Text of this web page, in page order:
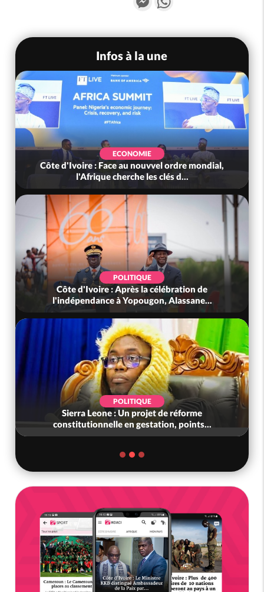
Infos à la une
ECONOMIE
Côte d'Ivoire : Face au nouvvel ordre mondial,
l'Afrique cherche les clés d...
POLITIQUE
Côte d'Ivoire : Après la célébration de
l'indépendance à Yopougon, Alassane...
POLITIQUE
Sierra Leone : Un projet de réforme
constitutionnelle en gestation, points...